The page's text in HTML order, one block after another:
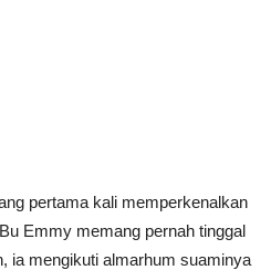
pertama kali memperkenalkan
Emmy memang pernah tinggal
ia mengikuti almarhum suaminya